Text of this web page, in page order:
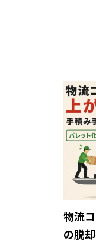
物流
の脱